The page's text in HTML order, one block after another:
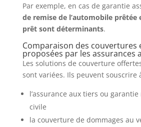
Par exemple, en cas de garantie
de remise de l’automobile prêtée
prêt sont déterminants.
Comparaison des couvertures
proposées par les assurances
Les solutions de couverture
sont variées. Ils peuvent souscrire
l’assurance aux tiers ou
civile
la couverture de dommages au